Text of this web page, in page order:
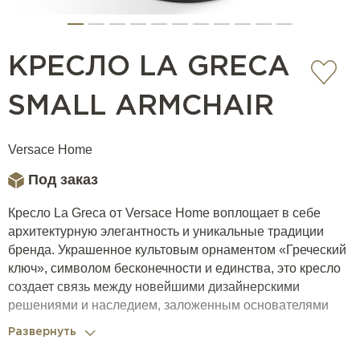
КРЕСЛО LA GRECA
SMALL ARMCHAIR
Versace Home
Под заказ
Кресло La Greca от Versace Home воплощает в себе
архитектурную элегантность и уникальные традиции
бренда. Украшенное культовым орнаментом «Греческий
ключ», символом бесконечности и единства, это кресло
создает связь между новейшими дизайнерскими
решениями и наследием, заложенным основателями
Развернуть